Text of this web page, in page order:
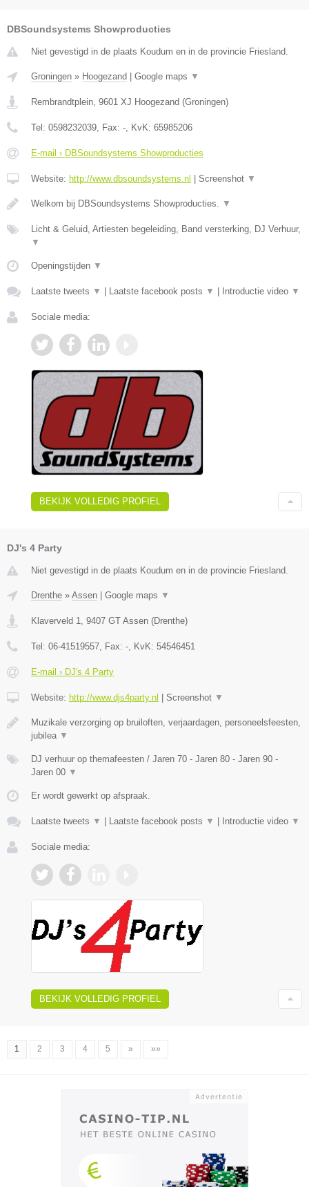
DBSoundsystems Showproducties
Niet gevestigd in de plaats Koudum en in de provincie Friesland.
Groningen » Hoogezand | Google maps ▼
Rembrandtplein 9601 XJ Hoogezand (Groningen)
Tel: 0598232039 , Fax: - , KvK: 65985206
E-mail › DBSoundsystems Showproducties
Website: http://www.dbsoundsystems.nl | Screenshot ▼
Welkom bij DBSoundsystems Showproducties. ▼
Licht & Geluid, Artiesten begeleiding, Band versterking, DJ Verhuur,
▼
Openingstijden ▼
Laatste tweets ▼ | Laatste facebook posts ▼ | Introductie video ▼
Sociale media:
BEKIJK VOLLEDIG PROFIEL
DJ's 4 Party
Niet gevestigd in de plaats Koudum en in de provincie Friesland.
Drenthe » Assen Google maps ▼
Klaverveld 1, 9407 GT Assen (Drenthe)
Tel: 06-41519557, Fax: -, KvK: 54546451
E-mail › DJ's 4 Party
Website: http://www.djs4party.nl Screenshot ▼
Muzikale verzorging op bruiloften, verjaardagen, personeelsfeesten,
jubilea ▼
DJ verhuur op themafeesten / Jaren 70 - Jaren 80 - Jaren 90 -
Jaren 00 ▼
Er wordt gewerkt op afspraak.
Laatste tweets ▼ Laatste facebook posts ▼ Introductie video ▼
Sociale media:
BEKIJK VOLLEDIG PROFIEL
1 2 3 4 5 » »»